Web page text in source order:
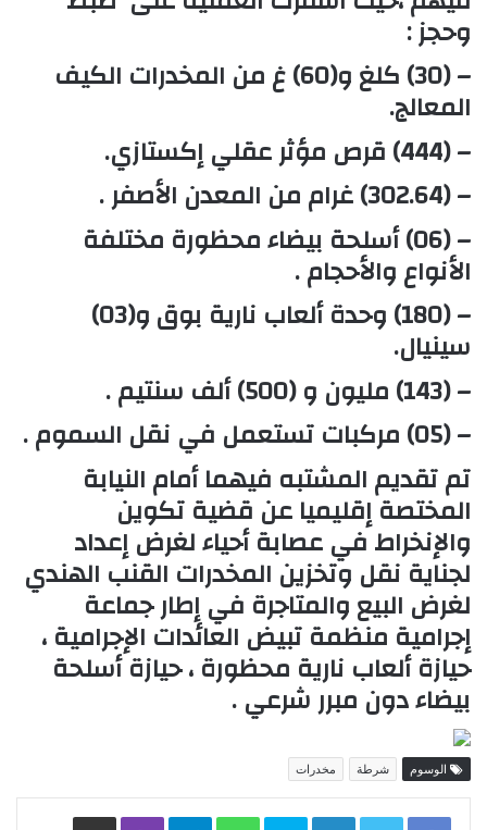
وحجز:
– (30)
كلغ و(60) غ من المخدرات الكيف
المعالج.
– (444)
قرص مؤثر عقلي إكستازي.
– (302.64) غرام من المعدن الأصفر .
– (06) أسلحة بيضاء محظورة مختلفة
الأنواع والأحجام .
– (180) وحدة ألعاب نارية بوق و(03)
سينيال.
– (143) مليون و (500) ألف سنتيم .
– (05) مركبات تستعمل في نقل السموم .
تم تقديم المشتبه فيهما أمام النيابة
المختصة إقليميا عن قضيةتكوين
والإنخراط في عصابة أحياء لغرض إعداد
لجناية نقل وتخزين المخدرات القنب الهندي
لغرض البيع والمتاجرة في إطار جماعة
إجرامية منظمة تبيض العائدات الإجرامية ،
حيازة ألعاب نارية محظورة ، حيازة أسلحة
بيضاء دون مبرر شرعي .
الوسوم شرطة مخدرات
LinkedIn
Skype
WhatsApp
Telegram
Viber مشاركة عبر البريد